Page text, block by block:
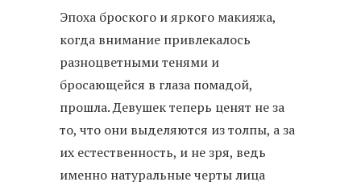
Эпоха броского и яркого макияжа,
когда внимание привлекалось
разноцветными тенями и
бросающейся в глаза помадой,
прошла. Девушек теперь ценят не за
то, что они выделяются из толпы, а за
их естественность, и не зря, ведь
именно натуральные черты лица